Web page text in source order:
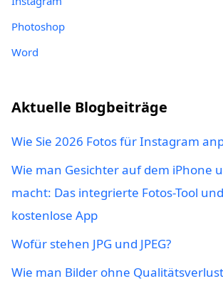
Photoshop
Word
Aktuelle Blogbeiträge
Wie Sie 2026 Fotos für Instagram
Wie man Gesichter auf dem iPhone
macht: Das integrierte Fotos-Tool
kostenlose App
Wofür stehen JPG und JPEG?
Wie man Bilder ohne